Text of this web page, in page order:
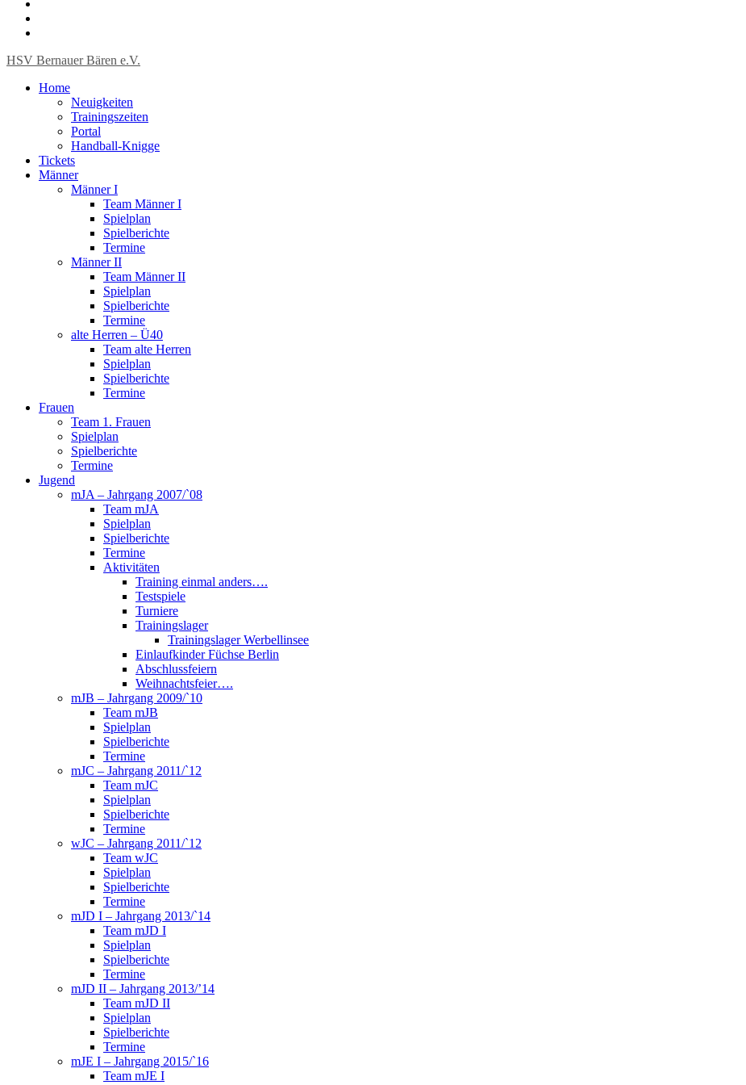
HSV Bernauer Bären e.V.
Home
Neuigkeiten
Trainingszeiten
Portal
Handball-Knigge
Tickets
Männer
Männer I
Team Männer I
Spielplan
Spielberichte
Termine
Männer II
Team Männer II
Spielplan
Spielberichte
Termine
alte Herren – Ü40
Team alte Herren
Spielplan
Spielberichte
Termine
Frauen
Team 1. Frauen
Spielplan
Spielberichte
Termine
Jugend
mJA – Jahrgang 2007/`08
Team mJA
Spielplan
Spielberichte
Termine
Aktivitäten
Training einmal anders….
Testspiele
Turniere
Trainingslager
Trainingslager Werbellinsee
Einlaufkinder Füchse Berlin
Abschlussfeiern
Weihnachtsfeier….
mJB – Jahrgang 2009/`10
Team mJB
Spielplan
Spielberichte
Termine
mJC – Jahrgang 2011/`12
Team mJC
Spielplan
Spielberichte
Termine
wJC – Jahrgang 2011/`12
Team wJC
Spielplan
Spielberichte
Termine
mJD I – Jahrgang 2013/`14
Team mJD I
Spielplan
Spielberichte
Termine
mJD II – Jahrgang 2013/’14
Team mJD II
Spielplan
Spielberichte
Termine
mJE I – Jahrgang 2015/`16
Team mJE I